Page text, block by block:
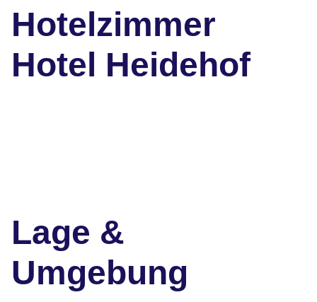
Hotelzimmer
Hotel Heidehof
Lage &
Umgebung